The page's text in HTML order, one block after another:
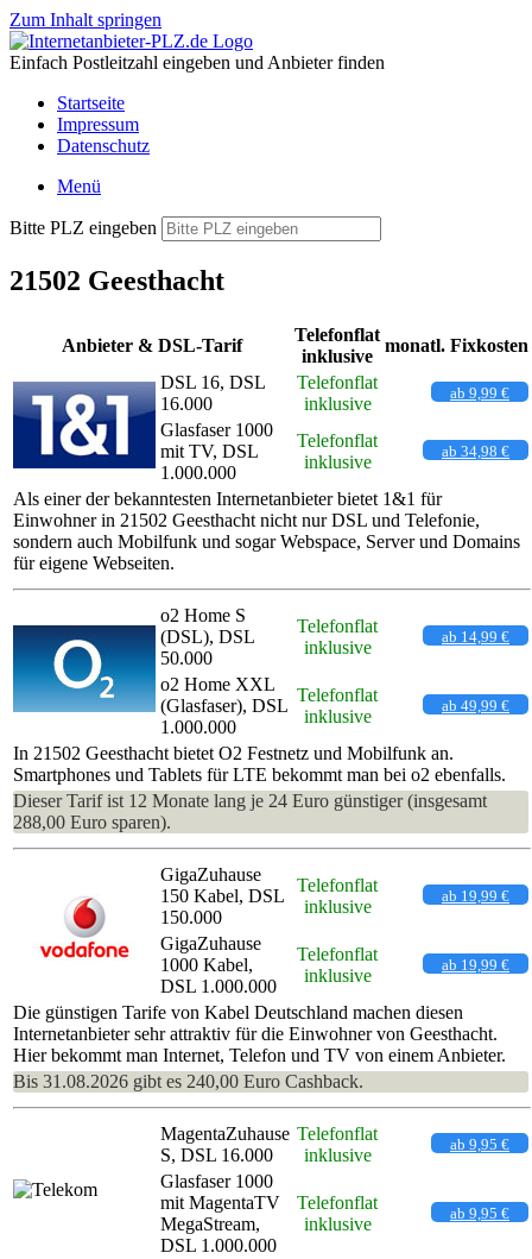
Zum Inhalt springen
Einfach Postleitzahl eingeben und Anbieter finden
Startseite
Impressum
Datenschutz
Menü
Bitte PLZ eingeben
21502 Geesthacht
Anbieter & DSL-Tarif
Telefonflat
inklusive
monatl. Fixkosten
DSL 16, DSL
16.000
Telefonflat
inklusive
ab 9,99 €
Glasfaser 1000
mit TV, DSL
1.000.000
Telefonflat
inklusive
ab 34,98 €
Als einer der bekanntesten Internetanbieter bietet 1&1 für
Einwohner in 21502 Geesthacht nicht nur DSL und Telefonie,
sondern auch Mobilfunk und sogar Webspace, Server und Domains
für eigene Webseiten.
o2 Home S
(DSL), DSL
50.000
Telefonflat
inklusive
ab 14,99 €
o2 Home XXL
(Glasfaser), DSL
1.000.000
Telefonflat
inklusive
ab 49,99 €
In 21502 Geesthacht bietet O2 Festnetz und Mobilfunk an.
Smartphones und Tablets für LTE bekommt man bei o2 ebenfalls.
Dieser Tarif ist 12 Monate lang je 24 Euro günstiger (insgesamt
288,00 Euro sparen).
GigaZuhause
150 Kabel, DSL
150.000
Telefonflat
inklusive
ab 19,99 €
GigaZuhause
1000 Kabel,
DSL 1.000.000
Telefonflat
inklusive
ab 19,99 €
Die günstigen Tarife von Kabel Deutschland machen diesen
Internetanbieter sehr attraktiv für die Einwohner von Geesthacht.
Hier bekommt man Internet, Telefon und TV von einem Anbieter.
Bis 31.08.2026 gibt es 240,00 Euro Cashback.
MagentaZuhause
S, DSL 16.000
Telefonflat
inklusive
ab 9,95 €
Glasfaser 1000
mit MagentaTV
MegaStream,
DSL 1.000.000
Telefonflat
inklusive
ab 9,95 €